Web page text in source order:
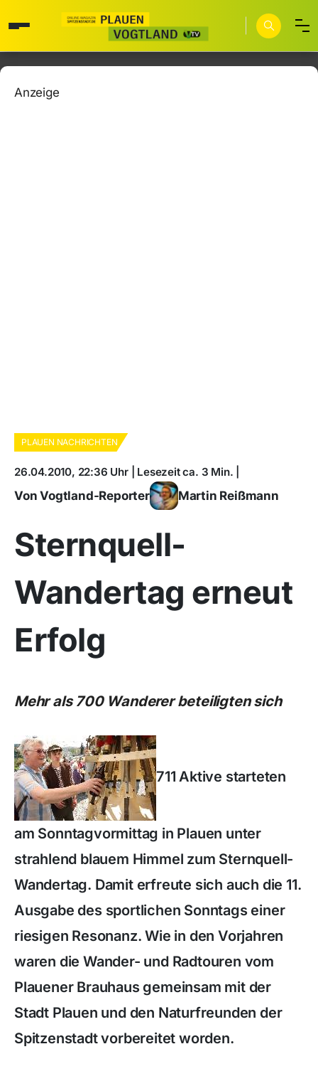
Anzeige
PLAUEN NACHRICHTEN
26.04.2010, 22:36 Uhr | Lesezeit ca. 3 Min. |
Von Vogtland-Reporter Martin Reißmann
Sternquell-
Wandertag erneut
Erfolg
Mehr als 700 Wanderer beteiligten sich
711 Aktive starteten
am Sonntagvormittag in Plauen unter
strahlend blauem Himmel zum Sternquell-
Wandertag. Damit erfreute sich auch die 11.
Ausgabe des sportlichen Sonntags einer
riesigen Resonanz. Wie in den Vorjahren
waren die Wander- und Radtouren vom
Plauener Brauhaus gemeinsam mit der
Stadt Plauen und den Naturfreunden der
Spitzenstadt vorbereitet worden.